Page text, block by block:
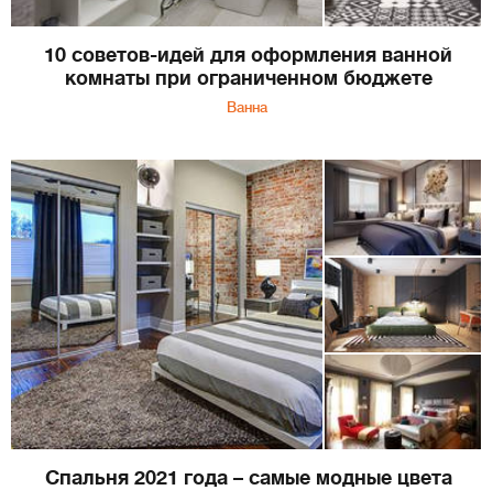
10 советов-идей для оформления ванной
комнаты при ограниченном бюджете
Ванна
Спальня 2021 года – самые модные цвета